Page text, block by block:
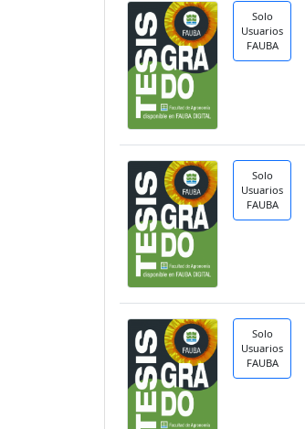
Solo
Usuarios
FAUBA
Solo
Usuarios
FAUBA
Solo
Usuarios
FAUBA